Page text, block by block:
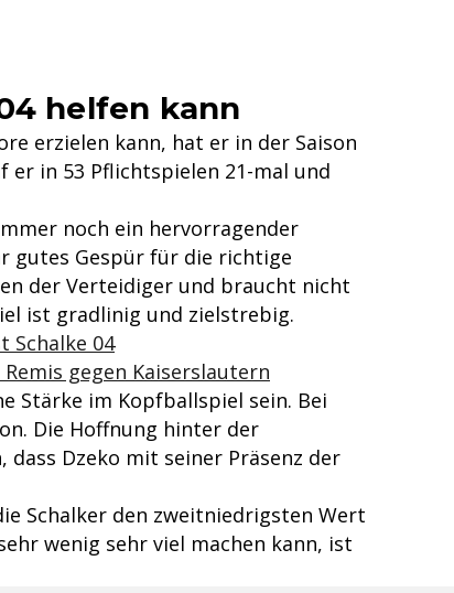
helfen kann
erzielen kann, hat er in der Saison
er in 53 Pflichtspielen 21-mal und
noch ein hervorragender
gutes Gespür für die richtige
der Verteidiger und braucht nicht
ist gradlinig und zielstrebig.
Schalke 04
gegen Kaiserslautern
Stärke im Kopfballspiel sein. Bei
Die Hoffnung hinter der
Dzeko mit seiner Präsenz der
Schalker den zweitniedrigsten Wert
wenig sehr viel machen kann, ist